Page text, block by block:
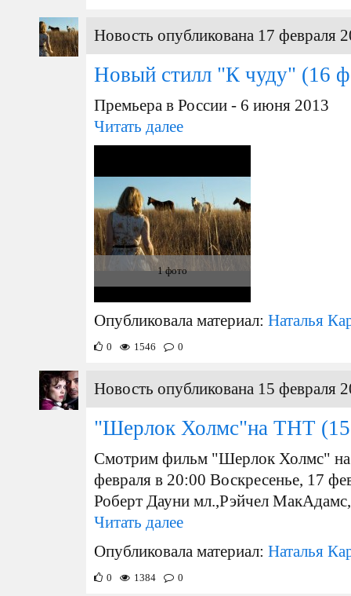
Новость опубликована 17 февраля
Новый стилл "К чуду" (16
Премьера в России - 6 июня 2013
Читать далее
1 фото
Опубликовала материал: Наталья
0 1546 0
Новость опубликована 15 февраля
"Шерлок Холмс"на ТНТ
Смотрим фильм "Шерлок Холмс" на
февраля в 20:00 Воскресенье, 17
Роберт Дауни мл.,Рэйчел
Читать далее
Опубликовала материал: Наталья
0 1384 0